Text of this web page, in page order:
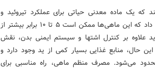
یک ماده معدنی حیاتی برای عملکرد تیروئید و
سلامت متابولیک است. یک مطالعه نشان داد که این ماهی‌ها ممکن است ۵ تا ۱۰ برابر بیشتر از
بر کنترل اشتها و سیستم ایمنی بدن، نقش
حال، منابع غذایی بسیار کمی از ید وجود دارد و
می‌شود. مصرف منظم ماهی، راه مناسبی برای